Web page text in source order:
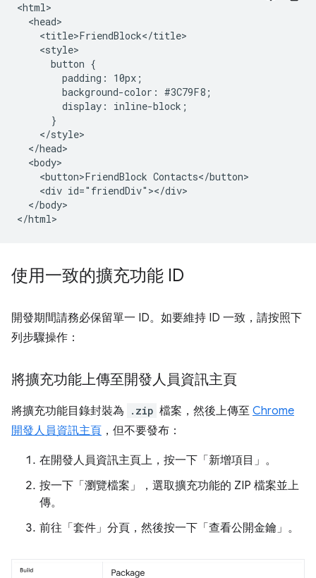
<html>
  <head>
    <title>FriendBlock</title>
    <style>
      button {
        padding: 10px;
        background-color: #3C79F8;
        display: inline-block;
      }
    </style>
  </head>
  <body>
    <button>FriendBlock Contacts</button>
    <div id="friendDiv"></div>
  </body>
使用一致的擴充功能 ID
開發期間請務必保留單一 ID。如要維持 ID 一致，請按照下
列步驟操作：
將擴充功能上傳至開發人員資訊主頁
將擴充功能目錄封裝為 .zip 檔案，然後上傳至 Chrome
開發人員資訊主頁 ，但不要發布：
在開發人員資訊主頁上，按一下「新增項目」 。
按一下「瀏覽檔案」
，選取擴充功能的 ZIP 檔案並上
傳。
前往「套件」 分頁，然後按一下「查看公開金鑰」 。